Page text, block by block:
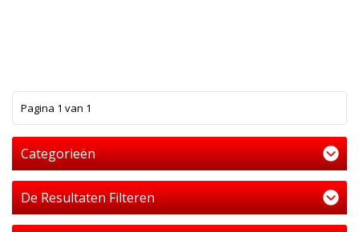
Pagina 1 van 1
Categorieën
De Resultaten Filteren